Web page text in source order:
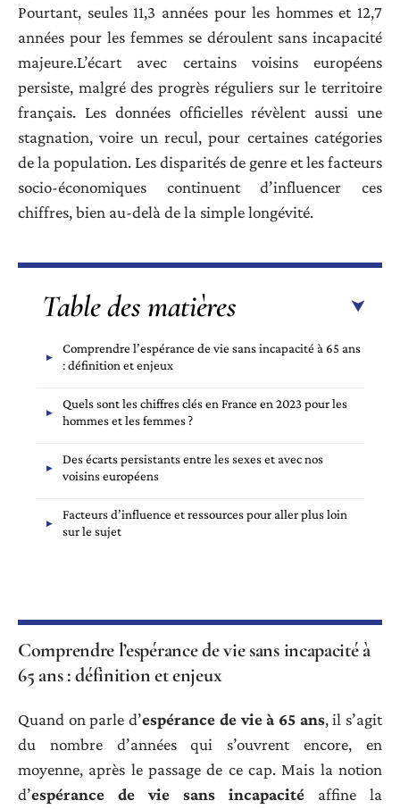
Pourtant, seules 11,3 années pour les hommes et 12,7
années pour les femmes se déroulent sans incapacité
majeure.L’écart avec certains voisins européens
persiste, malgré des progrès réguliers sur le territoire
français. Les données officielles révèlent aussi une
stagnation, voire un recul, pour certaines catégories
de la population. Les disparités de genre et les facteurs
socio-économiques continuent d’influencer ces
chiffres, bien au-delà de la simple longévité.
Table des matières
Comprendre l’espérance de vie sans incapacité à 65 ans
: définition et enjeux
Quels sont les chiffres clés en France en 2023 pour les
hommes et les femmes ?
Des écarts persistants entre les sexes et avec nos
voisins européens
Facteurs d’influence et ressources pour aller plus loin
sur le sujet
Comprendre l’espérance de vie sans incapacité à
65 ans : définition et enjeux
Quand on parle d’espérance de vie à 65 ans, il s’agit
du nombre d’années qui s’ouvrent encore, en
moyenne, après le passage de ce cap. Mais la notion
d’espérance de vie sans incapacité affine la